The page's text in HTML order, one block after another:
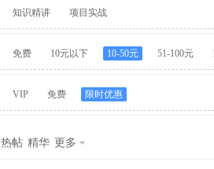
知识精讲 项目实战
免费 10元以下 10-50元 51-100元
VIP 免费 限时优惠
热帖 精华 更多